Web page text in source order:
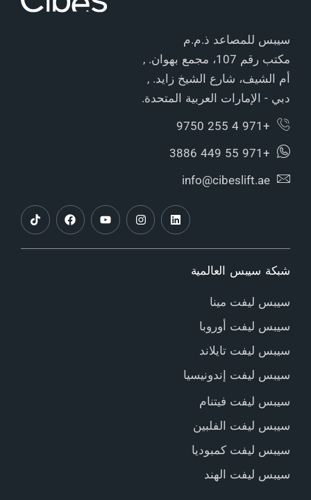
سيبس للمصاعد ذ.م.م
مكتب رقم 107، مجمع بهوان. ,
أم الشيف، شارع الشيخ زايد. ,
دبي - الإمارات العربية المتحدة.
+971 4 255 9750
+971 55 449 3886
info@cibeslift.ae
شبكة سيبس العالمية
سيبس ليفت مينا
سيبس ليفت أوروبا
سيبس ليفت تايلاند
سيبس ليفت إندونيسيا
سيبس ليفت فيتنام
سيبس ليفت الفلبين
سيبس ليفت كمبوديا
سيبس ليفت الهند